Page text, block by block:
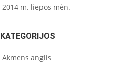
2014 m. liepos mėn.
KATEGORIJOS
Akmens anglis